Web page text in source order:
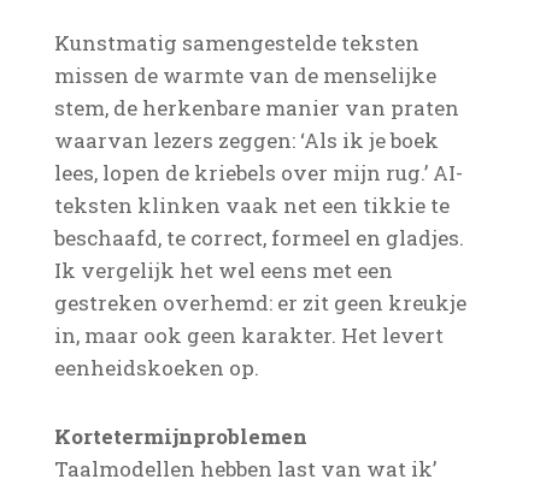
Kunstmatig samengestelde teksten
missen de warmte van de menselijke
stem, de herkenbare manier van praten
waarvan lezers zeggen: ‘Als ik je boek
lees, lopen de kriebels over mijn rug.’ AI-
teksten klinken vaak net een tikkie te
beschaafd, te correct, formeel en gladjes.
Ik vergelijk het wel eens met een
gestreken overhemd: er zit geen kreukje
in, maar ook geen karakter. Het levert
eenheidskoeken op.
Kortetermijnproblemen
Taalmodellen hebben last van wat ik’